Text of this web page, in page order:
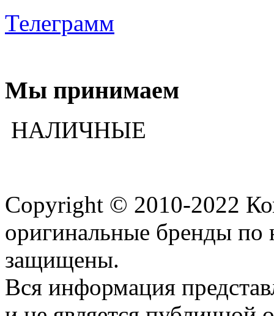
Телеграмм
Мы принимаем
НАЛИЧНЫЕ
Copyright © 2010-2022
оригинальные бренды по
защищены.
Вся информация